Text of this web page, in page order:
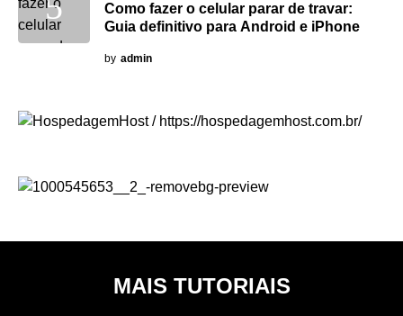
Como fazer o celular parar de travar:
Guia definitivo para Android e iPhone
by admin
MAIS TUTORIAIS